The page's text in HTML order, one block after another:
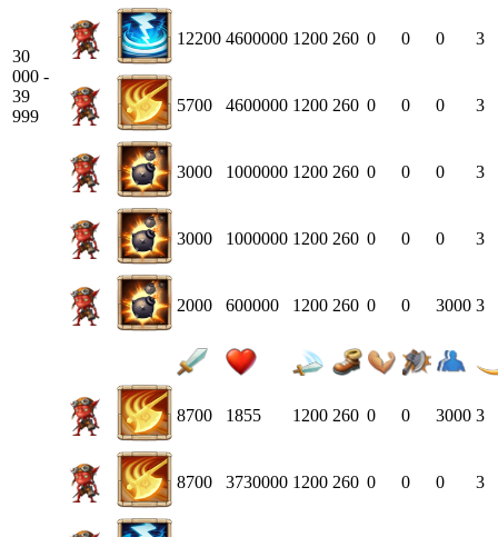
30
000 -
39
999
12200 4600000 1200 260 0 0 0 3
5700 4600000 1200 260 0 0 0 3
3000 1000000 1200 260 0 0 0 3
3000 1000000 1200 260 0 0 0 3
2000 600000 1200 260 0 0 3000 3
8700 1855 1200 260 0 0 3000 3
8700 3730000 1200 260 0 0 0 3